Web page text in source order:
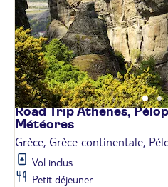
Road Trip Athènes,
Météores
Grèce, Grèce continentale,
Vol inclus
Petit déjeuner